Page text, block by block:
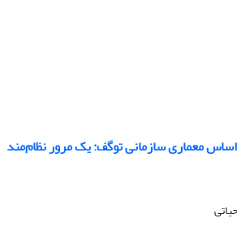
معماری سازمانی توگف: یک مرور نظام‌مند